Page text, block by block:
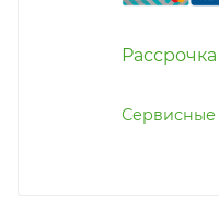
Сервисные